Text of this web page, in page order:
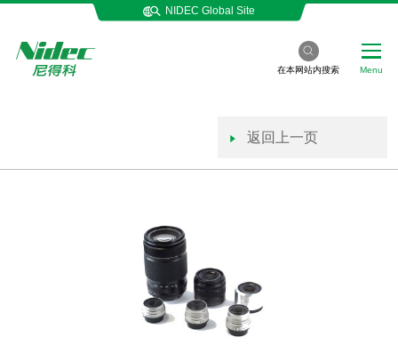
NIDEC Global Site
在本网站内搜索 Menu
返回上一页